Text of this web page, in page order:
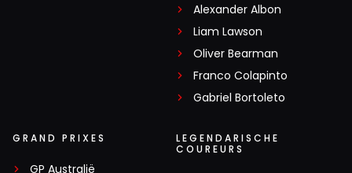
Alexander Albon
Liam Lawson
Oliver Bearman
Franco Colapinto
Gabriel Bortoleto
GRAND PRIXES
GP Australië
LEGENDARISCHE
COUREURS